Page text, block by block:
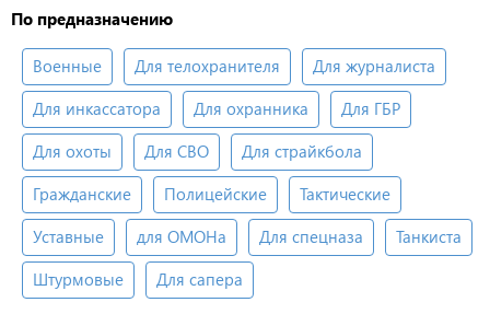
По предназначению
Военные Для телохранителя
Для журналиста
Для инкассатора
Для охранника
Для ГБР
Для охоты
Для СВО
Для страйкбола
Гражданские
Полицейские
Тактические
Уставные
для ОМОНа Для спецназа
Танкиста
Штурмовые
Для сапера